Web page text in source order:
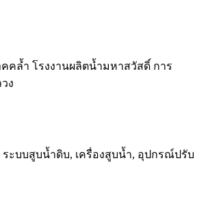
คล้ำ โรงงานผลิตน้ำมหาสวัสดิ์ การ
ง
ระบบสูบน้ำดิบ, เครื่องสูบน้ำ, อุปกรณ์ปรับ